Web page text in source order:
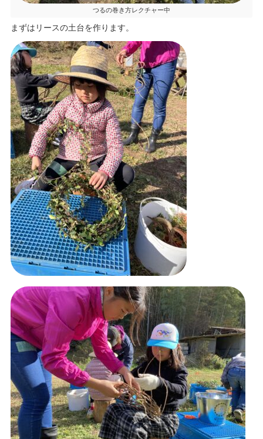
つるの巻き方レクチャー中
まずはリースの土台を作ります。